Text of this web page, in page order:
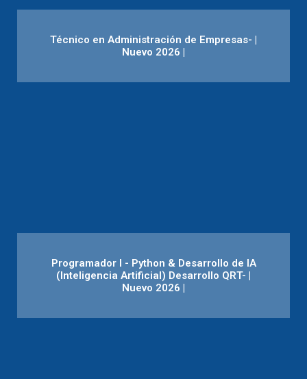
Técnico en Administración de Empresas- |
Nuevo 2026 |
Programador I - Python & Desarrollo de IA
(Inteligencia Artificial) Desarrollo QRT- |
Nuevo 2026 |